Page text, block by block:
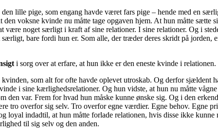
den lille pige, som engang havde været fars pige – hende med en
den voksne kvinde nu måtte tage opgaven hjem. At hun måtte sætte
være noget særligt i kraft af sine relationer. I sine relationer. Og i
særligt, bare fordi hun er. Som alle, der træder deres skridt på jorden,
i sorg over at erfare, at hun ikke er den eneste kvinde i relationen.
kvinden, som alt for ofte havde oplevet utroskab. Og derfor sjældent
i sine kærlighedsrelationer. Og hun vidste, at hun nu måtte
den var. Frem for hvad hun måske kunne ønske sig. Og i den
tro overfor sig selv. Tro overfor egne værdier. Egne behov. Egne
loyal indadtil, at hun måtte forlade relationen, hvis disse ikke kunne
til sig selv og den anden.